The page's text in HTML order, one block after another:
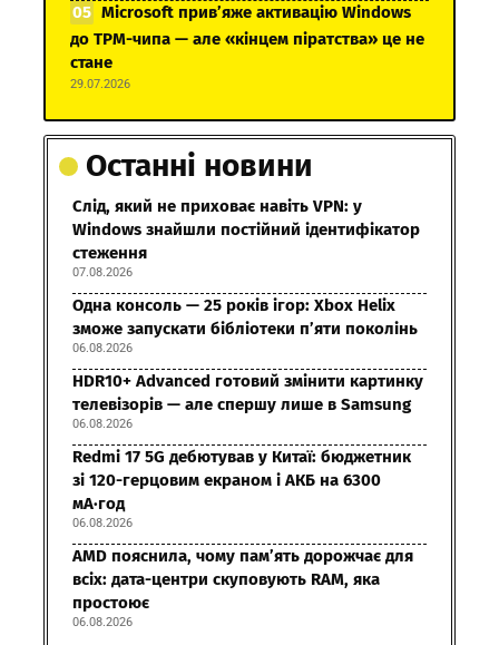
Microsoft прив’яже активацію Windows
до TPM-чипа — але «кінцем піратства» це не
стане
29.07.2026
Останні новини
Слід, який не приховає навіть VPN: у
Windows знайшли постійний ідентифікатор
стеження
07.08.2026
Одна консоль — 25 років ігор: Xbox Helix
зможе запускати бібліотеки п’яти поколінь
06.08.2026
HDR10+ Advanced готовий змінити картинку
телевізорів — але спершу лише в Samsung
06.08.2026
Redmi 17 5G дебютував у Китаї: бюджетник
зі 120-герцовим екраном і АКБ на 6300
мА·год
06.08.2026
AMD пояснила, чому пам’ять дорожчає для
всіх: дата-центри скуповують RAM, яка
простоює
06.08.2026